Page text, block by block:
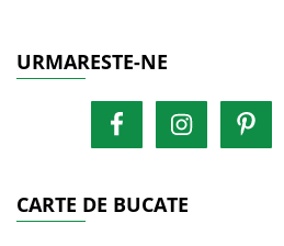
URMARESTE-NE
CARTE DE BUCATE